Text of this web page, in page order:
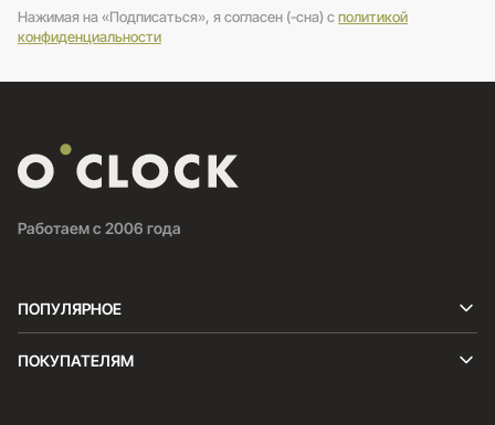
Нажимая на «Подписаться», я согласен (-сна) cполитикой
конфиденциальности
Работаем с 2006 года
ПОПУЛЯРНОЕ
ПОКУПАТЕЛЯМ